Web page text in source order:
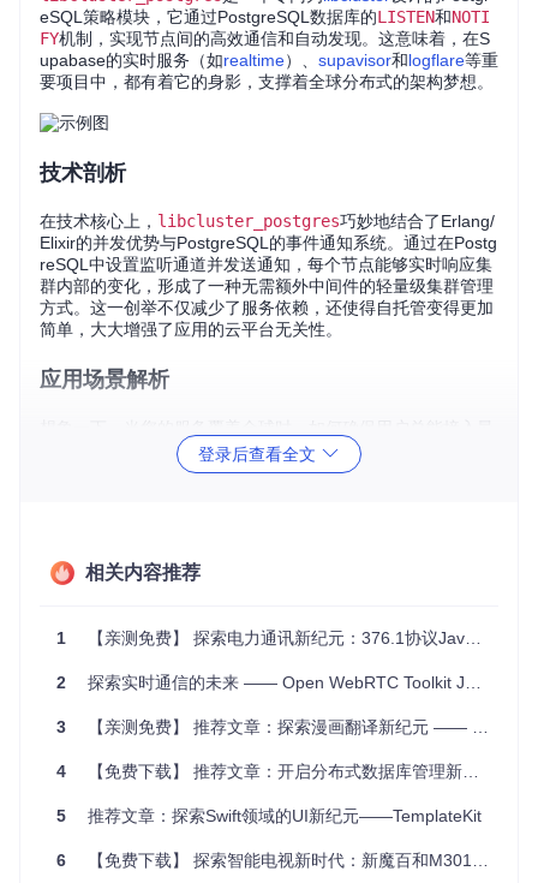
eSQL策略模块，它通过PostgreSQL数据库的LISTEN和NOTI
FY机制，实现节点间的高效通信和自动发现。这意味着，在S
upabase的实时服务（如realtime）、 supavisor和logflare等重
要项目中，都有着它的身影，支撑着全球分布式的架构梦想。
技术剖析
在技术核心上， libcluster_postgres巧妙地结合了Erlang/
Elixir的并发优势与PostgreSQL的事件通知系统。通过在Postg
reSQL中设置监听通道并发送通知，每个节点能够实时响应集
群内部的变化，形成了一种无需额外中间件的轻量级集群管理
方式。这一创举不仅减少了服务依赖，还使得自托管变得更加
简单，大大增强了应用的云平台无关性。
应用场景解析
libcluster_postgres 提供的解决方案让这
成为现实。例如，在Supabase的实时数据流服务中，通过此
项目亮点
云无界：借助PostgreSQL作为桥梁，实现了跨云、自托管
无缝集成：对libcluster的自然延伸，允许开发者以最少的配
高效通信：利用数据库内建的事件通知，降低了节点间通讯
简易部署与测试：简单的安装指南及Docker支持，让开发
社区驱动：基于成熟库libcluster之上，融入Supabase的创
登录后查看全文
相关内容推荐
1 【亲测免费】 探索电力通讯新纪元：376.1协议Java版全面解读
2 探索实时通信的未来 —— Open WebRTC Toolkit JavaScript SDK 深度解析与推荐
3 【亲测免费】 推荐文章：探索漫画翻译新纪元 —— 使用SickZil-Machine自动化文本移除
4 【免费下载】 推荐文章：开启分布式数据库管理新纪元 —— 利用ShardingSphere整合达梦数据库的实战之旅
5 推荐文章：探索Swift领域的UI新纪元——TemplateKit
6 【免费下载】 探索智能电视新时代：新魔百和M301H的焕新之旅